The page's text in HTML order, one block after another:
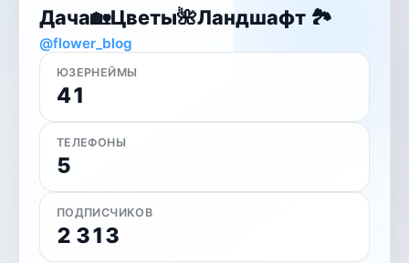
Дача🏡Цветы🌺Ландшафт 🏞
@flower_blog
ЮЗЕРНЕЙМЫ
41
ТЕЛЕФОНЫ
5
ПОДПИСЧИКОВ
2 313